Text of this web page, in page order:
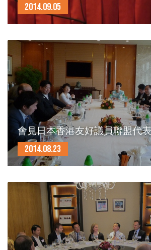
2014.09.05
會見日本香港友好議員聯盟代
2014.08.23